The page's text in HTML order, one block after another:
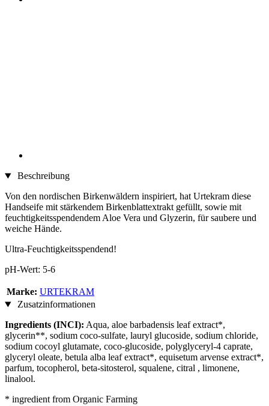
Beschreibung
Von den nordischen Birkenwäldern inspiriert, hat Urtekram diese
Handseife mit stärkendem Birkenblattextrakt gefüllt, sowie mit
feuchtigkeitsspendendem Aloe Vera und Glyzerin, für saubere und
weiche Hände.
Ultra-Feuchtigkeitsspendend!
pH-Wert: 5-6
Marke: URTEKRAM
Zusatzinformationen
Ingredients (INCI): Aqua, aloe barbadensis leaf extract*,
glycerin**, sodium coco-sulfate, lauryl glucoside, sodium chloride,
sodium cocoyl glutamate, coco-glucoside, polyglyceryl-4 caprate,
glyceryl oleate, betula alba leaf extract*, equisetum arvense extract*,
parfum, tocopherol, beta-sitosterol, squalene, citral , limonene,
linalool.
* ingredient from Organic Farming